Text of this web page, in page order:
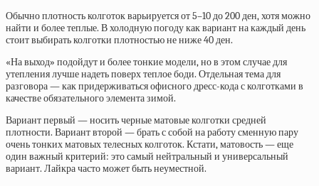
Обычно плотность колготок варьируется от 5–10 до 200 ден, хотя можно
найти и более теплые. В холодную погоду как вариант на каждый день
стоит выбирать колготки плотностью не ниже 40 ден.
«На выход» подойдут и более тонкие модели, но в этом случае для
утепления лучше надеть поверх теплое боди. Отдельная тема для
разговора — как придерживаться офисного дресс-кода с колготками в
качестве обязательного элемента зимой.
Вариант первый — носить черные матовые колготки средней
плотности. Вариант второй — брать с собой на работу сменную пару
очень тонких матовых телесных колготок. Кстати, матовость — еще
один важный критерий: это самый нейтральный и универсальный
вариант. Лайкра часто может быть неуместной.